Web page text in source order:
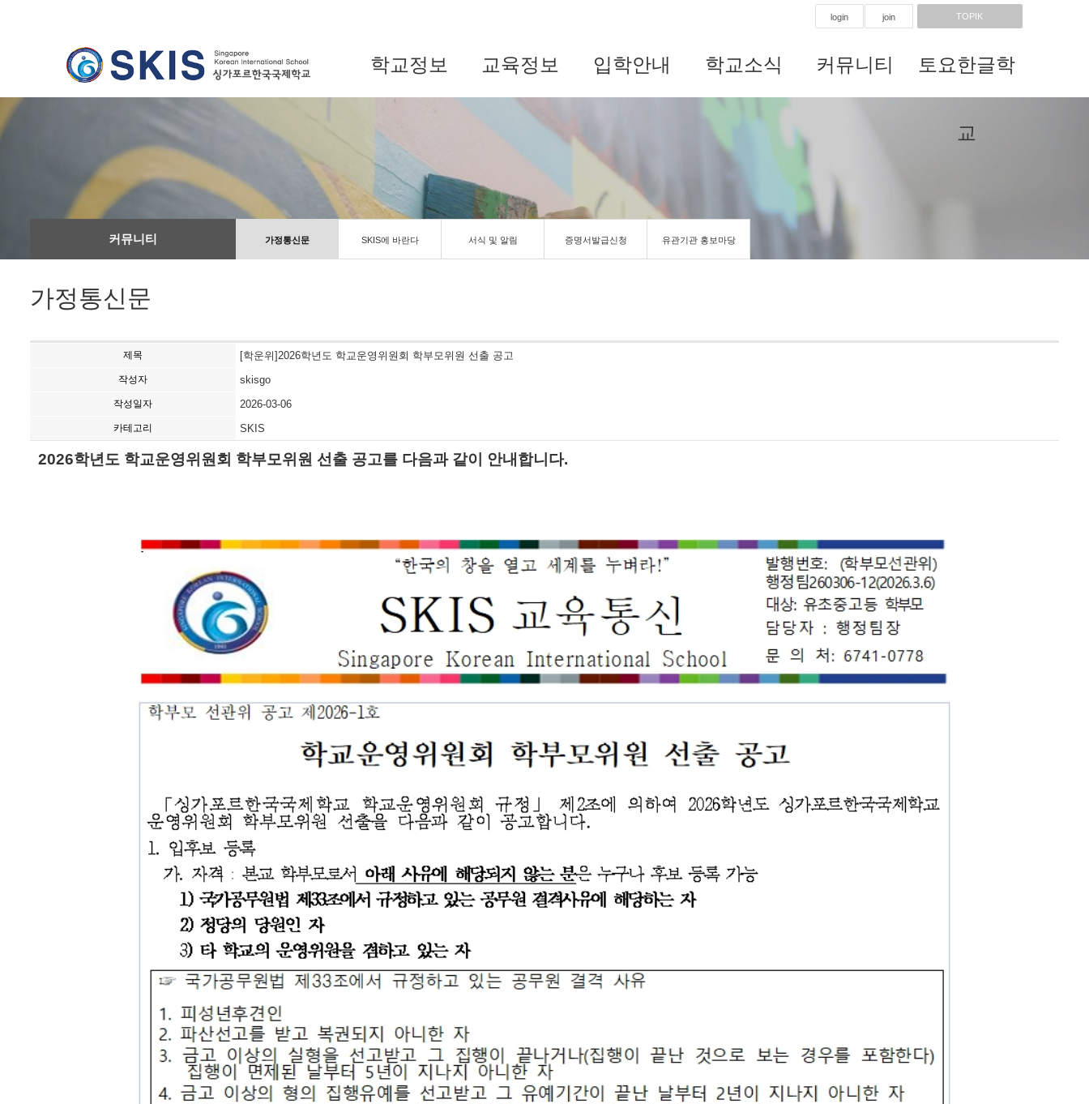
login join TOPIK
학교정보 교육정보 입학안내 학교소식 커뮤니티 토요한글학
교
커뮤니티 가정통신문 SKIS에 바란다 서식 및 알림 증명서발급신청 유관기관 홍보마당
가정통신문
제목 [학운위]2026학년도 학교운영위원회 학부모위원 선출 공고
작성자 skisgo
작성일자 2026-03-06
카테고리 SKIS
2026학년도 학교운영위원회 학부모위원 선출 공고를 다음과 같이 안내합니다.